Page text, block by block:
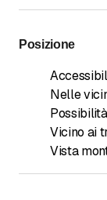
Posizione
Nelle
Vicino ai
Vista